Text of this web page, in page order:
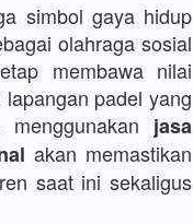
simbol gaya hidup
olahraga sosial
membawa nilai
padel yang
jasa
akan memastikan
saat ini sekaligus